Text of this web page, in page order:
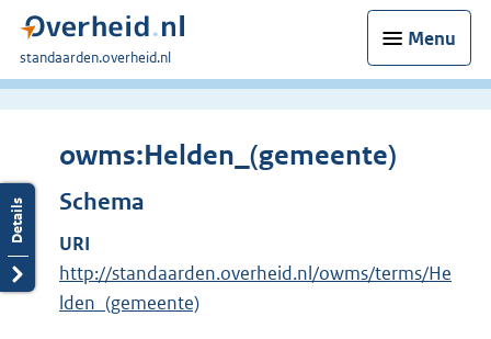
Menu
U
bent
standaarden.overheid.nl
owms:Helden_(gemeente)
Schema
URI
http://standaarden.overheid.nl/owms/terms/He
lden_(gemeente)